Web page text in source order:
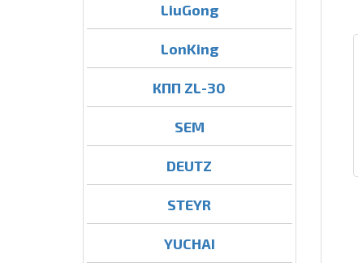
LiuGong
LonKing
КПП ZL-30
SEM
DEUTZ
STEYR
YUCHAI